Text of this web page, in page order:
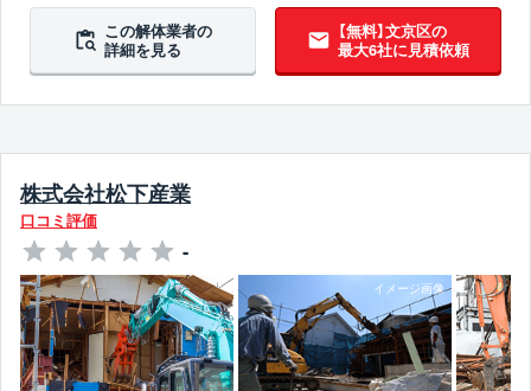
この解体業者の
詳細を見る
【無料】文京区の
最大6社に見積依頼
株式会社松下産業
口コミ評価
-